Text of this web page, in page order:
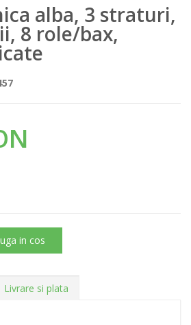
alba, 3 straturi,
8 role/bax,
in cos
Livrare si plata